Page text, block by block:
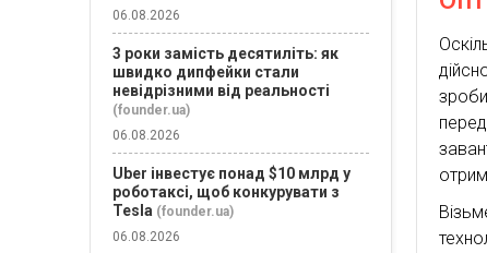
06.08.2026
3 роки замість десятиліть: як
швидко дипфейки стали
невідрізними від реальності
(founder.ua)
06.08.2026
Uber інвестує понад $10 млрд у
роботаксі, щоб конкурувати з
Tesla (founder.ua)
06.08.2026